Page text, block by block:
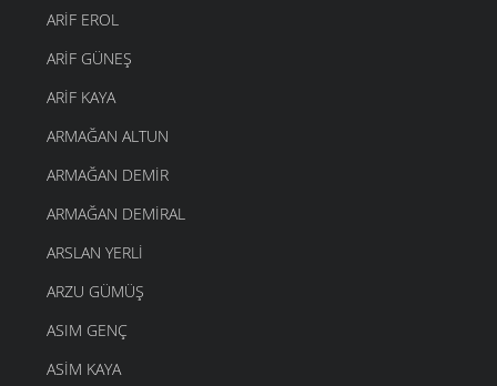
ARIF EROL
ARIF GÜNEŞ
ARIF KAYA
ARMAĞAN ALTUN
ARMAĞAN DEMIR
ARMAĞAN DEMIRAL
ARSLAN YERLI
ARZU GÜMÜŞ
ASIM GENÇ
ASIM KAYA